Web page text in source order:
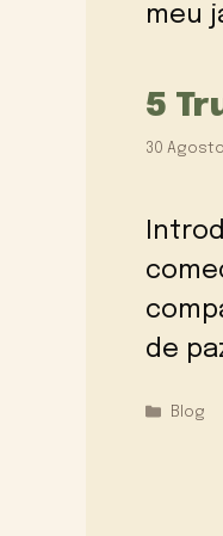
meu
5
30
de
Blog